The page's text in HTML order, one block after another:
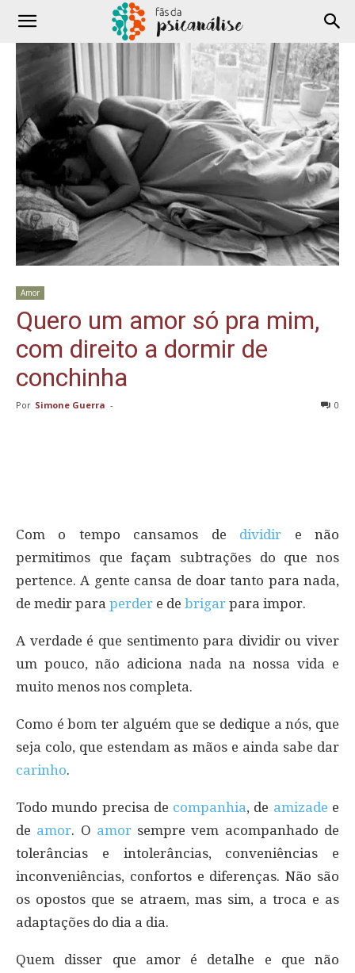
Amor
Quero um amor só pra mim,
com direito a dormir de
conchinha
Por Simone Guerra - 0
Com o tempo cansamos de dividir e não
permitimos que façam subtrações do que nos
pertence. A gente cansa de doar tanto para nada,
de medir para perder e de brigar para impor.
A verdade é que sentimento para dividir ou viver
um pouco, não adiciona nada na nossa vida e
muito menos nos completa.
Como é bom ter alguém que se dedique a nós, que
seja colo, que estendam as mãos e ainda sabe dar
carinho.
Todo mundo precisa de companhia, de amizade e
de amor. O amorsempre vem acompanhado de
tolerâncias e intolerâncias, conveniências e
inconveniências, confortos e diferenças. Não são
os opostos que se atraem, mas sim, a troca e as
adaptações do dia a dia.
Quem disser que amor é detalhe e que não